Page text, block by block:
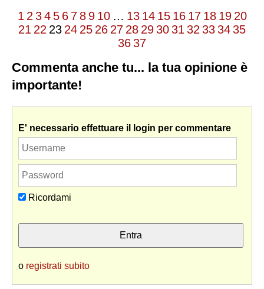
1 2 3 4 5 6 7 8 9 10 … 13 14 15 16 17 18 19 20
21 22 23 24 25 26 27 28 29 30 31 32 33 34 35
36 37
Commenta anche tu... la tua opinione è
importante!
E' necessario effettuare il login per commentare
Ricordami
o registrati subito